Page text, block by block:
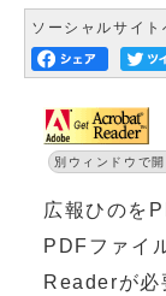
ソーシャルサイ
別ウィンドウで開
広報ひのを
PDFファイ
Readerが必